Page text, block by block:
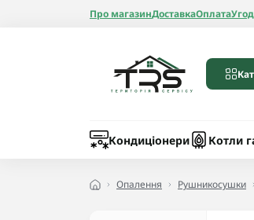
Про магазинДоставкаОплата
Кондиціонери Котли
Опалення Рушникосушки